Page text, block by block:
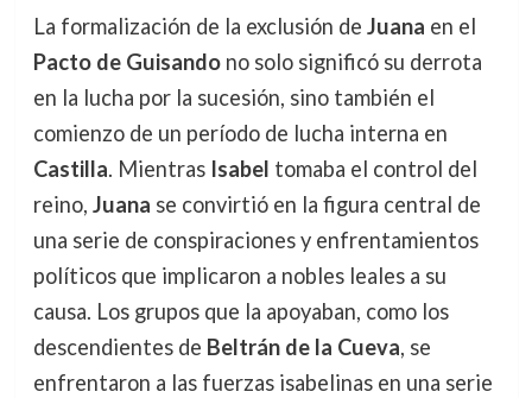
La formalización de la exclusión de Juana en el
Pacto de Guisandono solo significó su derrota
en la lucha por la sucesión, sino también el
comienzo de un período de lucha interna en
Castilla. Mientras Isabel tomaba el control del
reino, Juana se convirtió en la figura central de
una serie de conspiraciones y enfrentamientos
políticos que implicaron a nobles leales a su
causa. Los grupos que la apoyaban, como los
descendientes de Beltrán de la Cueva, se
enfrentaron a las fuerzas isabelinas en una serie